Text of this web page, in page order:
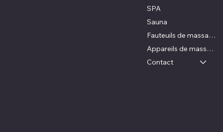
SPA
Sauna
Fauteuils de massage
Appareils de massage
Contact